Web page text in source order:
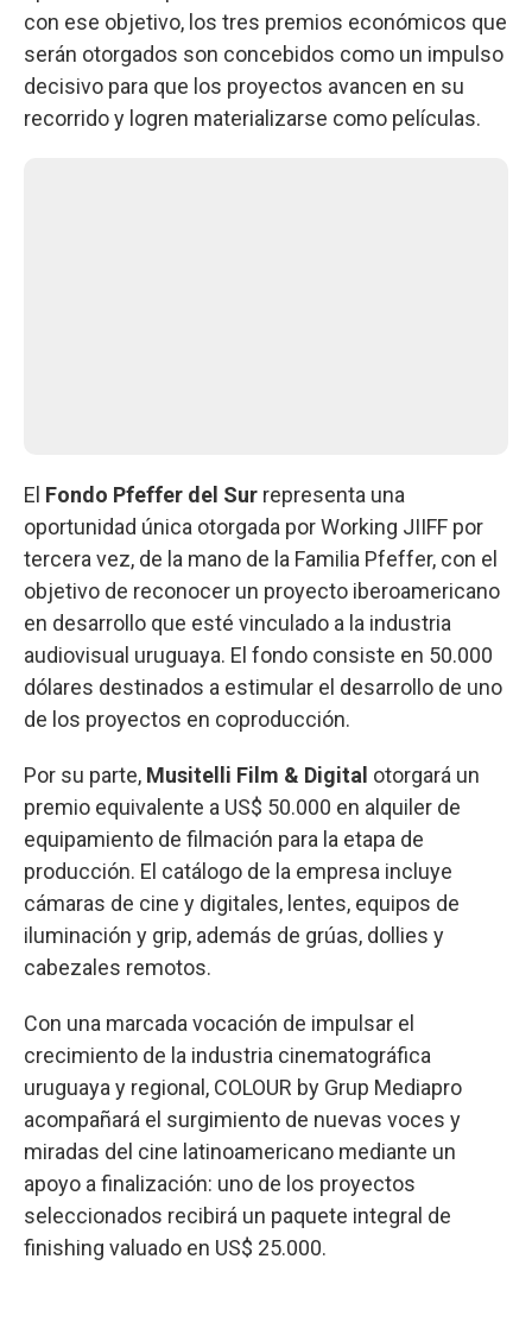
con ese objetivo, los tres premios económicos que
serán otorgados son concebidos como un impulso
decisivo para que los proyectos avancen en su
recorrido y logren materializarse como películas.
El Fondo Pfeffer del Sur representa una
oportunidad única otorgada por Working JIIFF por
tercera vez, de la mano de la Familia Pfeffer, con el
objetivo de reconocer un proyecto iberoamericano
en desarrollo que esté vinculado a la industria
audiovisual uruguaya. El fondo consiste en 50.000
dólares destinados a estimular el desarrollo de uno
de los proyectos en coproducción.
Por su parte, Musitelli Film & Digital otorgará un
premio equivalente a US$ 50.000 en alquiler de
equipamiento de filmación para la etapa de
producción. El catálogo de la empresa incluye
cámaras de cine y digitales, lentes, equipos de
iluminación y grip, además de grúas, dollies y
cabezales remotos.
Con una marcada vocación de impulsar el
crecimiento de la industria cinematográfica
uruguaya y regional, COLOUR by Grup Mediapro
acompañará el surgimiento de nuevas voces y
miradas del cine latinoamericano mediante un
apoyo a finalización: uno de los proyectos
seleccionados recibirá un paquete integral de
finishing valuado en US$ 25.000.